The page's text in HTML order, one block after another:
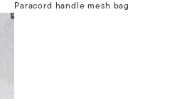
Paracord handle mesh bag